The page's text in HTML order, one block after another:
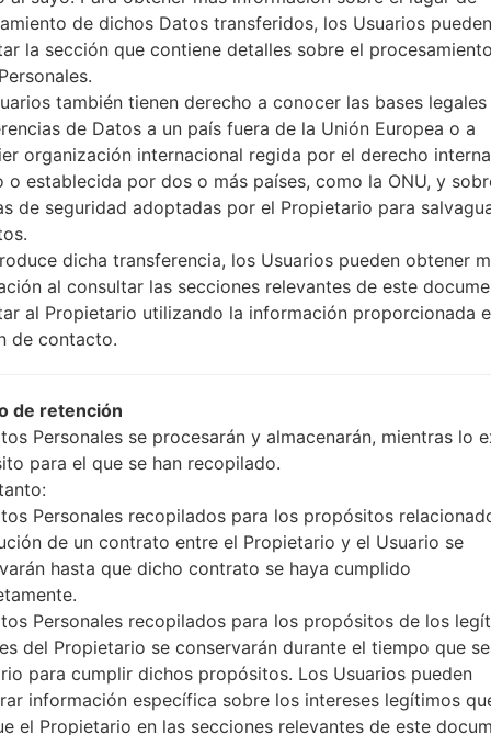
OS
OS
Android 8.x Oreo Mirror Release 1
Android 8.x Oreo Mirror Release 1
Android 9 Pie
Android 9 Pie
Android 9 Pie
Android 9 Pie
Android 9 Pie
de dichos Datos transferidos, los Usuarios pueden
la sección que contiene detalles sobre el
también tienen derecho a conocer las bases
de Datos a un país fuera de la Unión Europea o a
organización internacional regida por el derecho
o establecida por dos o más países, como la ONU, y
de seguridad adoptadas por el Propietario para
dicha transferencia, los Usuarios pueden obtener
al consultar las secciones relevantes de este
al Propietario utilizando la información proporcionada
de contacto.
de retención
Personales se procesarán y almacenarán, mientras lo
para el que se han recopilado.
Personales recopilados para los propósitos
de un contrato entre el Propietario y el Usuario se
hasta que dicho contrato se haya cumplido
Personales recopilados para los propósitos de los
del Propietario se conservarán durante el tiempo que
para cumplir dichos propósitos. Los Usuarios pueden
información específica sobre los intereses legítimos
el Propietario en las secciones relevantes de este